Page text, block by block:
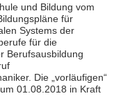
und Bildung vom
für
Systems der
für die
Berufsausbildung
Die „vorläufigen“
01.08.2018 in Kraft